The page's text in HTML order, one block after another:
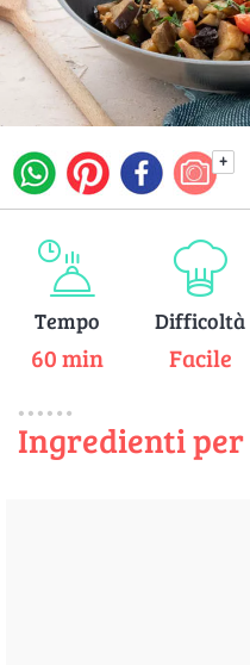
+
Tempo
60 min
Difficoltà
Facile
Ingredienti per